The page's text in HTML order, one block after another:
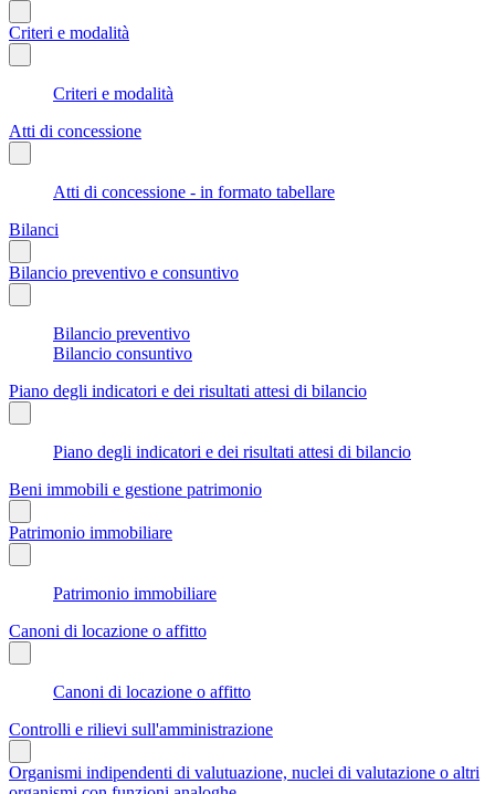
Criteri e modalità
Criteri e modalità
Atti di concessione
Atti di concessione - in formato tabellare
Bilanci
Bilancio preventivo e consuntivo
Bilancio preventivo
Bilancio consuntivo
Piano degli indicatori e dei risultati attesi di bilancio
Piano degli indicatori e dei risultati attesi di bilancio
Beni immobili e gestione patrimonio
Patrimonio immobiliare
Patrimonio immobiliare
Canoni di locazione o affitto
Canoni di locazione o affitto
Controlli e rilievi sull'amministrazione
Organismi indipendenti di valutuazione, nuclei di valutazione o altri